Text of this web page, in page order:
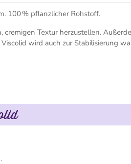
100 % pflanzlicher Rohstoff.
Textur herzustellen.
wird auch zur Stabilisierung